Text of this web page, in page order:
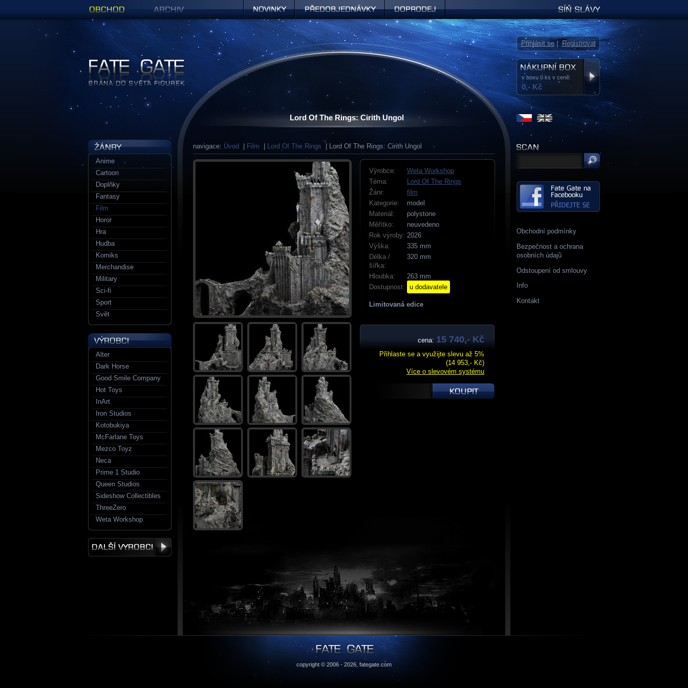
Lord Of The Rings: Cirith Ungol
navigace: Úvod Film Lord Of The Rings | Lord Of The Rings: Cirith Ungol
Výrobce:
Weta Workshop
Téma:
Lord Of The Rings
Žánr:
film
Kategorie:
model
Materiál:
polystone
Měřítko:
neuvedeno
Rok výroby: 2026
Výška:
335 mm
Délka /
šířka:
320 mm
Hloubka:
263 mm
Dostupnost:
u dodavatele
Limitovaná edice
cena: 15 740,- Kč
Přihlaste se a využijte slevu až 5%
(14 953,- Kč)
Více o slevovém systému
Obchodní podmínky
Bezpečnost a ochrana
osobních údajů
Odstoupení od smlouvy
Info
Kontakt
Anime
Cartoon
Doplňky
Fantasy
Film
Horor
Hra
Hudba
Komiks
Merchandise
Military
Sci-fi
Sport
Svět
Alter
Dark Horse
Good Smile Company
Hot Toys
InArt
Iron Studios
Kotobukiya
McFarlane Toys
Mezco Toyz
Neca
Prime 1 Studio
Queen Studios
Sideshow Collectibles
ThreeZero
Weta Workshop
Figurky a sošky | Fate Gate
v boxu 0 ks v ceně:
0,- Kč
Přihlásit se|Registrovat
Předobjednávky Síň slávy
copyright © 2006 - 2026, fategate.com